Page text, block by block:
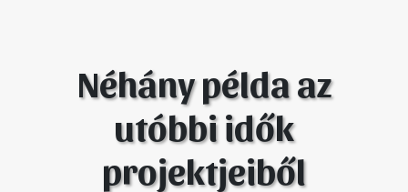
Néhány példa az
utóbbi idők
projektjeiből